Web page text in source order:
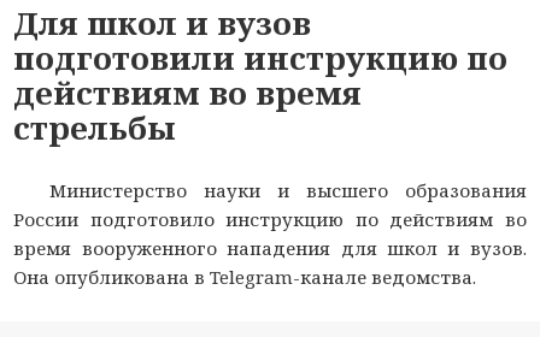
Для школ и вузов
подготовили инструкцию по
действиям во время
стрельбы
Министерство науки и высшего образования
России подготовило инструкцию по действиям во
время вооруженного нападения для школ и вузов.
Она опубликована в Telegram-канале ведомства.